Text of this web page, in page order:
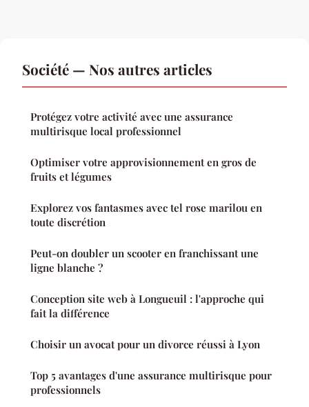
Société — Nos autres articles
Protégez votre activité avec une assurance
multirisque local professionnel
Optimiser votre approvisionnement en gros de
fruits et légumes
Explorez vos fantasmes avec tel rose marilou en
toute discrétion
Peut-on doubler un scooter en franchissant une
ligne blanche ?
Conception site web à Longueuil : l'approche qui
fait la différence
Choisir un avocat pour un divorce réussi à Lyon
Top 5 avantages d'une assurance multirisque pour
professionnels